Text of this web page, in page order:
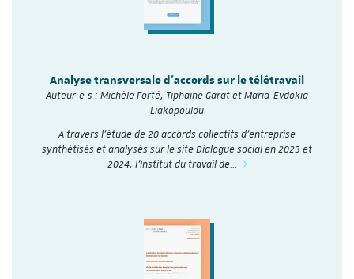
Analyse transversale d'accords sur le télétravail
Auteur·e·s : Michèle Forté, Tiphaine Garat et Maria-Evdokia
Liakopoulou
A travers l’étude de 20 accords collectifs d’entreprise
synthétisés et analysés sur le site Dialogue social en 2023 et
2024, l'Institut du travail de…